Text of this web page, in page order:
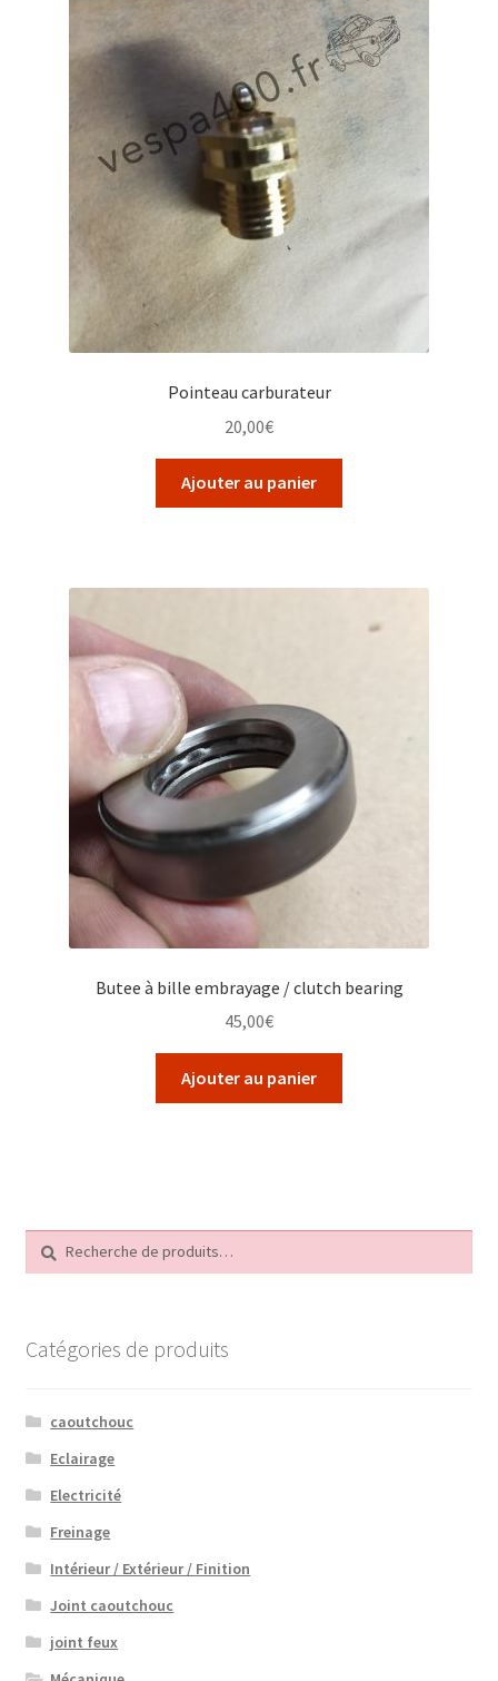
Pointeau carburateur
20,00€
Ajouter au panier
Butee à bille embrayage / clutch bearing
45,00€
Ajouter au panier
pour :
Catégories de produits
caoutchouc
Eclairage
Electricité
Freinage
Intérieur / Extérieur / Finition
Joint caoutchouc
joint feux